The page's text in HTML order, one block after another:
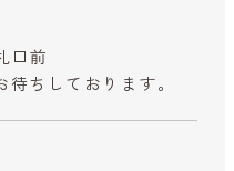
口前
ちしております。